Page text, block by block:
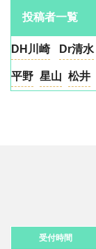
投稿者一覧
DH川崎 Dr清水
平野 星山 松井
受付時間